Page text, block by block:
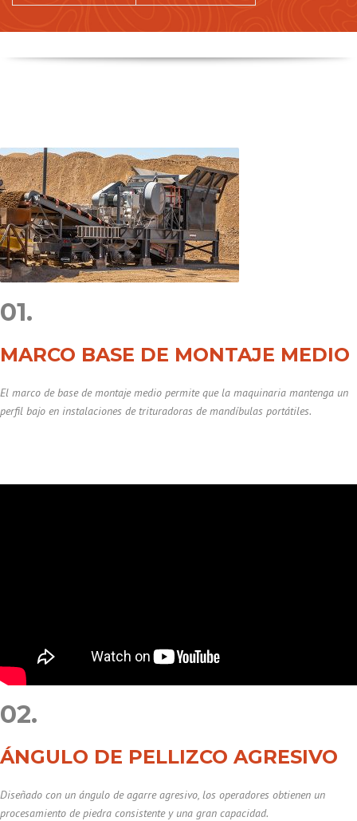
01.
MARCO BASE DE MONTAJE MEDIO
El marco de base de montaje medio permite que la maquinaria mantenga un
perfil bajo en instalaciones de trituradoras de mandíbulas portátiles.
02.
ÁNGULO DE PELLIZCO AGRESIVO
Diseñado con un ángulo de agarre agresivo, los operadores obtienen un
procesamiento de piedra consistente y una gran capacidad.